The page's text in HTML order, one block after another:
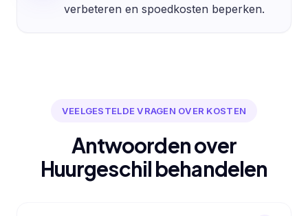
verbeteren en spoedkosten beperken.
VEELGESTELDE VRAGEN OVER KOSTEN
Antwoorden over
Huurgeschil behandelen